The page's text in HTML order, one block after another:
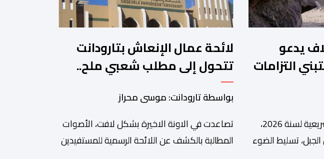
.. ائتلاف يدعو
التزامات
مع اقتراب الاستحقاقات التشريعية لسنة 2026،
تسليط الضوء
لائحة عمال الإنعاش بتارودانت
تتحول إلى مطلب شعبي ملح..
فمن يجيب؟.
بواسطة تارودانت: موسى محراز
تصاعدت في الاونة الاخيرة بشكل لافت، الأصوات
المطالبة بالكشف عن اللائحة الرسمية للمستفيدين